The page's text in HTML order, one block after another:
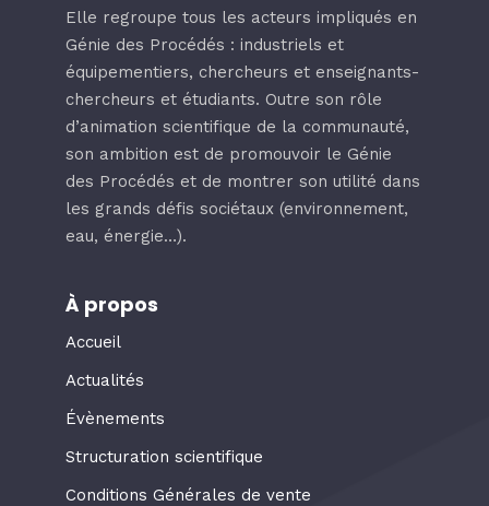
Elle regroupe tous les acteurs impliqués en
Génie des Procédés : industriels et
équipementiers, chercheurs et enseignants-
chercheurs et étudiants. Outre son rôle
d’animation scientifique de la communauté,
son ambition est de promouvoir le Génie
des Procédés et de montrer son utilité dans
les grands défis sociétaux (environnement,
eau, énergie…).
À propos
Accueil
Actualités
Évènements
Structuration scientifique
Conditions Générales de vente